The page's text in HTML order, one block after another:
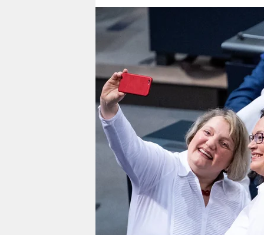
berlin
wahrheit
verlag
verlag
veranstaltungen
shop
fragen & hilfe
unterstützen